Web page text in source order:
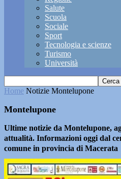
Salute
Scuola
Sociale
Sport
Tecnologia e scienze
Turismo
Università
Home Notizie Montelupone
Montelupone
Ultime notizie da Montelupone,
attualità. Informazioni oggi dal
comune in provincia di Macerata